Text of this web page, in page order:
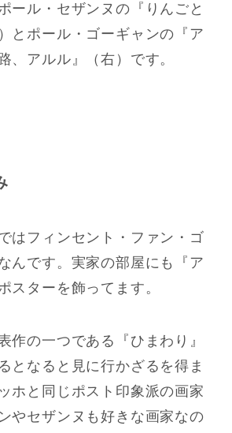
ール・セザンヌの『りんごと
とポール・ゴーギャンの『ア
、アルル』（右）です。
はフィンセント・ファン・ゴ
んです。実家の部屋にも『ア
スターを飾ってます。
作の一つである『ひまわり』
となると見に行かざるを得ま
ホと同じポスト印象派の画家
やセザンヌも好きな画家なの